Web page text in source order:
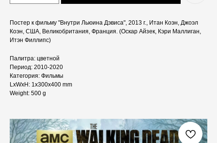
Постер к фильму "Внутри Льюина Дэвиса", 2013 г., Итан Коэн, Джоэл
Коэн, США, Великобритания, Франция. (Оскар Айзек, Кэри Маллиган,
Итэн Филлипс)
Палитра: цветной
Период: 2010-2020
Категория: Фильмы
LxWxH: 1x300x400 mm
Weight: 500 g